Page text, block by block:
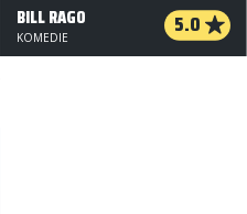
BILL RAGO 5.0
KOMEDIE